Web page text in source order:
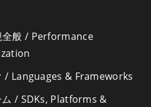
ム / SDKs, Platforms &
全般 / Performance
/ Languages & Frameworks